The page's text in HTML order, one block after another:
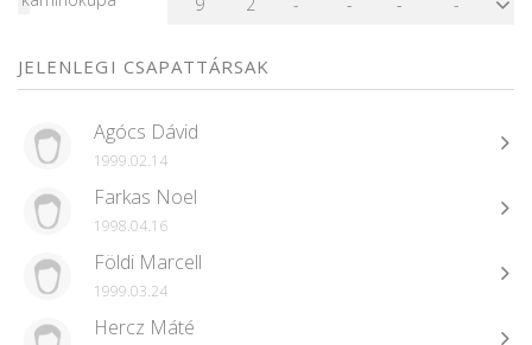
JELENLEGI CSAPATTÁRSAK
Agócs Dávid
1999.02.14
Farkas Noel
1998.04.16
Földi Marcell
1999.03.24
Hercz Máté